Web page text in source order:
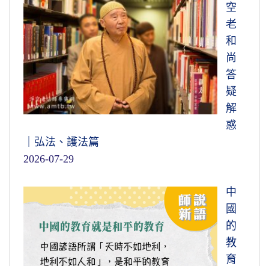
空
老
和
尚
答
疑
解
惑
｜弘法、護法篇
2026-07-29
中
國
的
教
育